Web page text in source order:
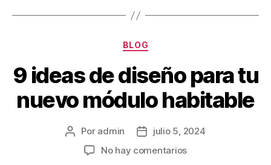
BLOG
9 ideas de diseño para tu
nuevo módulo habitable
Por admin
julio 5, 2024
No hay comentarios